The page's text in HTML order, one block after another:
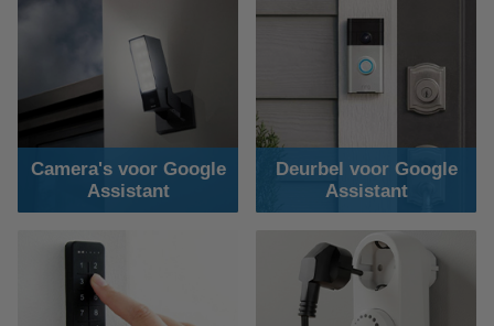
Camera's voor Google
Assistant
Deurbel voor Google
Assistant